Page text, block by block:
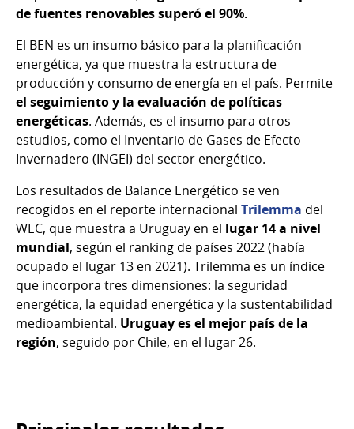
de fuentes renovables superó el 90%.
El BEN es un insumo básico para la planificación
energética, ya que muestra la estructura de
producción y consumo de energía en el país. Permite
el seguimiento y la evaluación de políticas
energéticas. Además, es el insumo para otros
estudios, como el Inventario de Gases de Efecto
Invernadero (INGEI) del sector energético.
Los resultados de Balance Energético se ven
recogidos en el reporte internacional Trilemma del
WEC, que muestra a Uruguay en el lugar 14 a nivel
mundial, según el ranking de países 2022 (había
ocupado el lugar 13 en 2021). Trilemma es un índice
que incorpora tres dimensiones: la seguridad
energética, la equidad energética y la sustentabilidad
medioambiental. Uruguay es el mejor país de la
región, seguido por Chile, en el lugar 26.